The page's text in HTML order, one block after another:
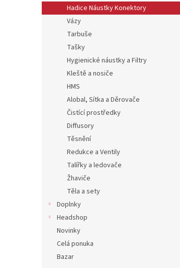
Hadice Náustky Konektory
Vázy
Tarbuše
Tašky
Hygienické náustky a Filtry
Kleště a nosiče
HMS
Alobal, Sítka a Děrovače
Čistící prostředky
Diffusory
Těsnění
Redukce a Ventily
Talířky a ledovače
Žhaviče
Těla a sety
Doplnky
Headshop
Novinky
Celá ponuka
Bazar